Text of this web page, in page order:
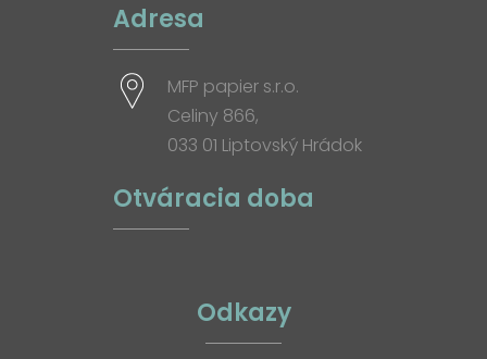
Adresa
MFP papier s.r.o.
Celiny 866,
033 01 Liptovský Hrádok
Otváracia doba
Odkazy